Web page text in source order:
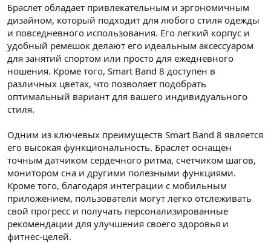
Браслет обладает привлекательным и эргономичным
дизайном, который подходит для любого стиля одежды
и повседневного использования. Его легкий корпус и
удобный ремешок делают его идеальным аксессуаром
для занятий спортом или просто для ежедневного
ношения. Кроме того, Smart Band 8 доступен в
различных цветах, что позволяет подобрать
оптимальный вариант для вашего индивидуального
стиля.
Одним из ключевых преимуществ Smart Band 8 является
его высокая функциональность. Браслет оснащен
точным датчиком сердечного ритма, счетчиком шагов,
монитором сна и другими полезными функциями.
Кроме того, благодаря интеграции с мобильным
приложением, пользователи могут легко отслеживать
свой прогресс и получать персонализированные
рекомендации для улучшения своего здоровья и
фитнес-целей.